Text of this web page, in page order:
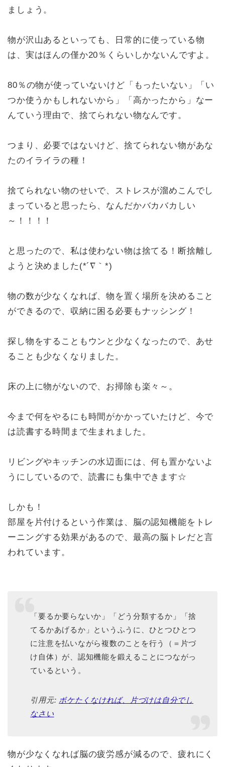
ましょう。
物が沢山あるといっても、日常的に使っている物
は、実はほんの僅か20％くらいしかないんですよ。
80％の物が使っていないけど「もったいない」「い
つか使うかもしれないから」「高かったから」なー
んていう理由で、捨てられない物なんです。
つまり、必要ではないけど、捨てられない物があな
たのイライラの種！
捨てられない物のせいで、ストレスが溜めこんでし
まっていると思ったら、なんだかバカバカしい
～！！！！
と思ったので、私は使わない物は捨てる！断捨離し
ようと決めました(*´∇｀*)
物の数が少なくなれば、物を置く場所を決めること
ができるので、収納に困る必要もナッシング！
探し物をすることもウンと少なくなったので、あせ
ることも少なくなりました。
床の上に物がないので、お掃除も楽々～。
今まで何をやるにも時間がかかっていたけど、今で
は読書する時間まで生まれました。
リビングやキッチンの水辺面には、何も置かないよ
うにしているので、読書にも集中できます☆
しかも！
部屋を片付けるという作業は、脳の認知機能をトレ
ーニングする効果があるので、最高の脳トレだと言
われています。
「要るか要らないか」「どう分類するか」「捨
てるかあげるか」というふうに、ひとつひとつ
に注意を払いながら複数のことを行う（＝片づ
け自体）が、認知機能を鍛えることにつながっ
ているという。
引用元: ボケたくなければ、片づけは自分でし
なさい
物が少なくなれば脳の疲労感が減るので、疲れにく